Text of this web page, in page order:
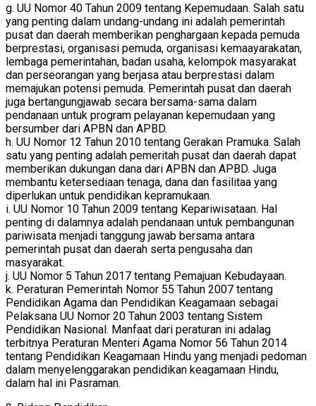
g. UU Nomor 40 Tahun 2009 tentang Kepemudaan. Salah satu
yang penting dalam undang-undang ini adalah pemerintah
pusat dan daerah memberikan penghargaan kepada pemuda
berprestasi, organisasi pemuda, organisasi kemaayarakatan,
lembaga pemerintahan, badan usaha, kelompok masyarakat
dan perseorangan yang berjasa atau berprestasi dalam
memajukan potensi pemuda. Pemerintah pusat dan daerah
juga bertangungjawab secara bersama-sama dalam
pendanaan untuk program pelayanan kepemudaan yang
bersumber dari APBN dan APBD.
h. UU Nomor 12 Tahun 2010 tentang Gerakan Pramuka. Salah
satu yang penting adalah pemeritah pusat dan daerah dapat
memberikan dukungan dana dari APBN dan APBD. Juga
membantu ketersediaan tenaga, dana dan fasilitaa yang
diperlukan untuk pendidikan kepramukaan.
i. UU Nomor 10 Tahun 2009 tentang Kepariwisataan. Hal
penting di dalamnya adalah pendanaan untuk pembangunan
pariwisata menjadi tanggung jawab bersama antara
pemerintah pusat dan daerah serta pengusaha dan
masyarakat.
j. UU Nomor 5 Tahun 2017 tentang Pemajuan Kebudayaan.
k. Peraturan Pemerintah Nomor 55 Tahun 2007 tentang
Pendidikan Agama dan Pendidikan Keagamaan sebagai
Pelaksana UU Nomor 20 Tahun 2003 tentang Sistem
Pendidikan Nasional. Manfaat dari peraturan ini adalag
terbitnya Peraturan Menteri Agama Nomor 56 Tahun 2014
tentang Pendidikan Keagamaan Hindu yang menjadi pedoman
dalam menyelenggarakan pendidikan keagamaan Hindu,
dalam hal ini Pasraman.